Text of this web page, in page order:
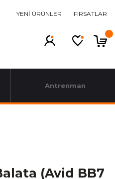
YENİ ÜRÜNLER FIRSATLAR
Antrenman
(Avid BB7